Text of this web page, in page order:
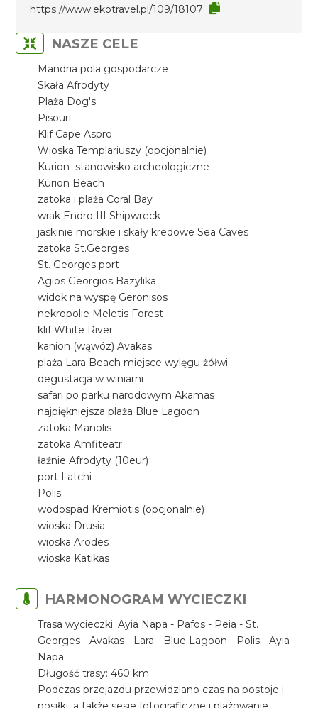
https://www.ekotravel.pl/109/18107
NASZE CELE
Mandria pola gospodarcze
Skała Afrodyty
Plaża Dog's
Pisouri
Klif Cape Aspro
Wioska Templariuszy (opcjonalnie)
Kurion stanowisko archeologiczne
Kurion Beach
zatoka i plaża Coral Bay
wrak Endro III Shipwreck
jaskinie morskie i skały kredowe Sea Caves
zatoka St.Georges
St. Georges port
Agios Georgios Bazylika
widok na wyspę Geronisos
nekropolie Meletis Forest
klif White River
kanion (wąwóz) Avakas
plaża Lara Beach miejsce wylęgu żółwi
degustacja w winiarni
safari po parku narodowym Akamas
najpiękniejsza plaża Blue Lagoon
zatoka Manolis
zatoka Amfiteatr
łaźnie Afrodyty (10eur)
port Latchi
Polis
wodospad Kremiotis (opcjonalnie)
wioska Drusia
wioska Arodes
wioska Katikas
HARMONOGRAM WYCIECZKI
Trasa wycieczki: Ayia Napa - Pafos - Peia - St.
Georges - Avakas - Lara - Blue Lagoon - Polis - Ayia
Napa
Długość trasy: 460 km
Podczas przejazdu przewidziano czas na postoje i